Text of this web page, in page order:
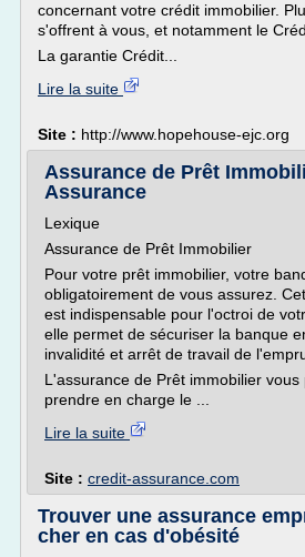
concernant votre crédit immobilier.
s'offrent à vous, et notamment le
La garantie Crédit...
Lire la suite
Site : http://www.hopehouse-ejc.org
Assurance de Prêt
Assurance
Lexique
Assurance de Prêt Immobilier
Pour votre prêt immobilier, votre
obligatoirement de vous assurez.
est indispensable pour l'octroi de
elle permet de sécuriser la banque
invalidité et arrêt de travail de
L'assurance de Prêt immobilier
prendre en charge le ...
Lire la suite
Site : credit-assurance.com
Trouver une assurance
cher en cas d'obésité